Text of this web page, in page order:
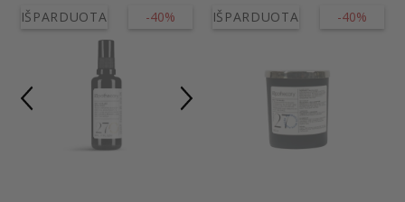
-40%
IŠPARDUOTA -40%
IŠPARDUOTA